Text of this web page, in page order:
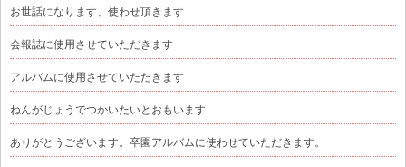
お世話になります、使わせ頂きます
会報誌に使用させていただきます
アルバムに使用させていただきます
ねんがじょうでつかいたいとおもいます
ありがとうございます。卒園アルバムに使わせていただきます。